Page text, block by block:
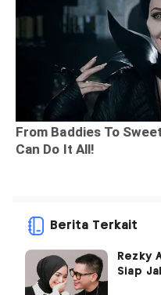
Berita Terkait
Rezky
Siap